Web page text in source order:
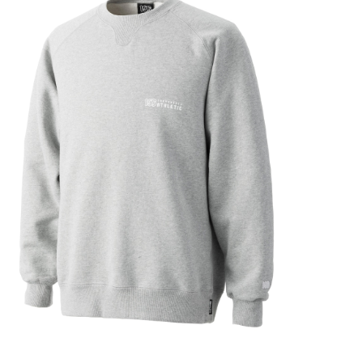
100A HEAVYWEIGHT SWEAT CREW
¥16,500